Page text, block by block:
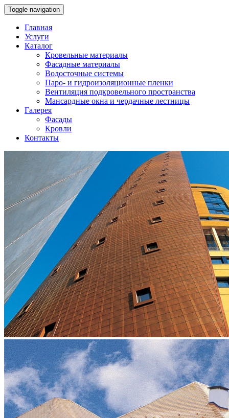
Toggle navigation
Главная
Услуги
Каталог
Кровельные материалы
Фасадные материалы
Водосточные системы
Паро- и гидроизоляционные пленки
Вентиляция подкровельного пространства
Мансардные окна и чердачные лестницы
Галерея
Фасады
Кровли
Контакты